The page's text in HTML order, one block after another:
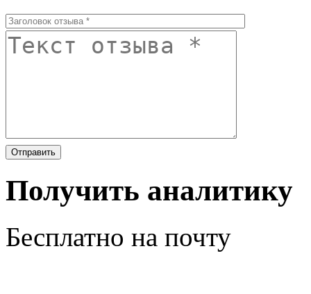
Получить аналитику
Бесплатно на почту